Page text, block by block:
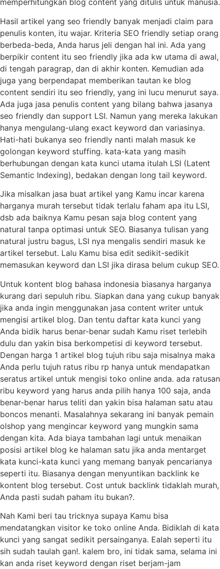
memperhitungkan blog content yang ditulis untuk manusia.
Hasil artikel yang seo friendly banyak menjadi claim para
penulis konten, itu wajar. Kriteria SEO friendly setiap orang
berbeda-beda, Anda harus jeli dengan hal ini. Ada yang
berpikir content itu seo friendly jika ada kw utama di awal,
di tengah paragrap, dan di akhir konten. Kemudian ada
juga yang berpendapat memberikan tautan ke blog
content sendiri itu seo friendly, yang ini lucu menurut saya.
Ada juga jasa penulis content yang bilang bahwa jasanya
seo friendly dan support LSI. Namun yang mereka lakukan
hanya mengulang-ulang exact keyword dan variasinya.
Hati-hati bukanya seo friendly nanti malah masuk ke
golongan keyword stuffing. kata-kata yang masih
berhubungan dengan kata kunci utama itulah LSI (Latent
Semantic Indexing), bedakan dengan long tail keyword.
Jika misalkan jasa buat artikel yang Kamu incar karena
harganya murah tersebut tidak terlalu faham apa itu LSI,
dsb ada baiknya Kamu pesan saja blog content yang
natural tanpa optimasi untuk SEO. Biasanya tulisan yang
natural justru bagus, LSI nya mengalis sendiri masuk ke
artikel tersebut. Lalu Kamu bisa edit sedikit-sedikit
memasukan keyword dan LSI jika dirasa belum cukup SEO.
Untuk kontent blog bahasa indonesia biasanya harganya
kurang dari sepuluh ribu. Siapkan dana yang cukup banyak
jika anda ingin menggunakan jasa content writer untuk
mengisi artikel blog. Dan tentu daftar kata kunci yang
Anda bidik harus benar-benar sudah Kamu riset terlebih
dulu dan yakin bisa berkompetisi di keyword tersebut.
Dengan harga 1 artikel blog tujuh ribu saja misalnya maka
Anda perlu tujuh ratus ribu rp hanya untuk mendapatkan
seratus artikel untuk mengisi toko online anda. ada ratusan
ribu keyword yang harus anda pilih hanya 100 saja, anda
benar-benar harus teliti dan yakin bisa halaman satu atau
boncos menanti. Masalahnya sekarang ini banyak pemain
olshop yang mengincar keyword yang mungkin sama
dengan kita. Ada biaya tambahan lagi untuk menaikan
posisi artikel blog ke halaman satu jika anda mentarget
kata kunci-kata kunci yang memang banyak pencarianya
seperti itu. Biasanya dengan menyuntikan backlink ke
kontent blog tersebut. Cost untuk backlink tidaklah murah,
Anda pasti sudah paham itu bukan?.
Nah Kami beri tau tricknya supaya Kamu bisa
mendatangkan visitor ke toko online Anda. Bidiklah di kata
kunci yang sangat sedikit persainganya. Ealah seperti itu
sih sudah taulah gan!. kalem bro, ini tidak sama, selama ini
kan anda riset keyword dengan riset berjam-jam